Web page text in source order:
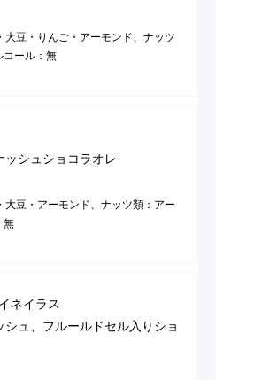
豆・りんご・アーモンド、ナッツ
コール：無
シュショコラオレ
豆・アーモンド、ナッツ類：アー
無
ネイラス
ュ、フルールドセル入りショ